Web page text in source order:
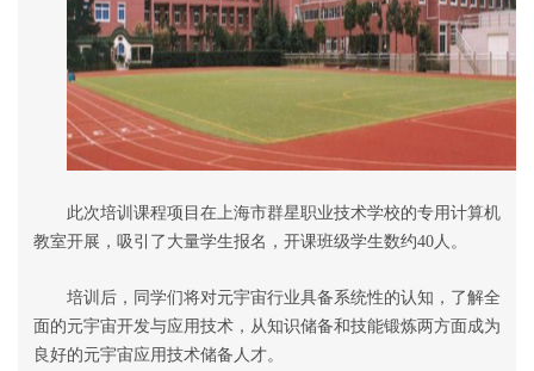
此次培训课程项目在上海市群星职业技术学校的专用计算机
教室开展，吸引了大量学生报名，开课班级学生数约40人。
培训后，同学们将对元宇宙行业具备系统性的认知，了解全
面的元宇宙开发与应用技术，从知识储备和技能锻炼两方面成为
良好的元宇宙应用技术储备人才。